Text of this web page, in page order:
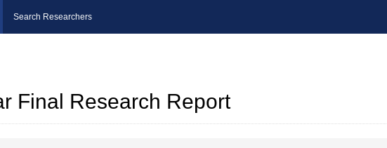
Search Researchers
Final Research Report